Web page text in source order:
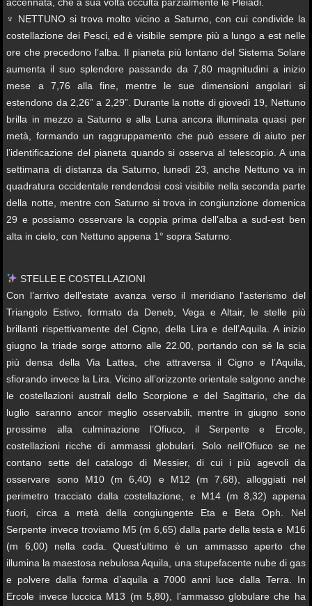
♆ NETTUNO si trova molto vicino a Saturno, con cui condivide la
costellazione dei Pesci, ed è visibile sempre più a lungo a est nelle
ore che precedono l’alba. Il pianeta più lontano del Sistema Solare
aumenta il suo splendore passando da 7,80 magnitudini a inizio
mese a 7,76 alla fine, mentre le sue dimensioni angolari si
estendono da 2,26” a 2,29”. Durante la notte di giovedì 19, Nettuno
brilla in mezzo a Saturno e alla Luna ancora illuminata quasi per
metà, formando un raggruppamento che può essere di aiuto per
l’identificazione del pianeta quando si osserva al telescopio. A una
settimana di distanza da Saturno, lunedì 23, anche Nettuno va in
quadratura occidentale rendendosi così visibile nella seconda parte
della notte, mentre con Saturno si trova in congiunzione domenica
29 e possiamo osservare la coppia prima dell’alba a sud-est ben
alta in cielo, con Nettuno appena 1° sopra Saturno.
STELLE E COSTELLAZIONI
Con l’arrivo dell’estate avanza verso il meridiano l’asterismo del
Triangolo Estivo, formato da Deneb, Vega e Altair, le stelle più
brillanti rispettivamente del Cigno, della Lira e dell’Aquila. A inizio
giugno la triade sorge attorno alle 22.00, portando con sé la scia
più densa della Via Lattea, che attraversa il Cigno e l’Aquila,
sfiorando invece la Lira. Vicino all’orizzonte orientale salgono anche
le costellazioni australi dello Scorpione e del Sagittario, che da
luglio saranno ancor meglio osservabili, mentre in giugno sono
prossime alla culminazione l’Ofiuco, il Serpente e Ercole,
costellazioni ricche di ammassi globulari. Solo nell’Ofiuco se ne
contano sette del catalogo di Messier, di cui i più agevoli da
osservare sono M10 (m 6,40) e M12 (m 7,68), alloggiati nel
perimetro tracciato dalla costellazione, e M14 (m 8,32) appena
fuori, circa a metà della congiungente Eta e Beta Oph. Nel
Serpente invece troviamo M5 (m 6,65) dalla parte della testa e M16
(m 6,00) nella coda. Quest’ultimo è un ammasso aperto che
illumina la maestosa nebulosa Aquila, una stupefacente nube di gas
e polvere dalla forma d’aquila a 7000 anni luce dalla Terra. In
Ercole invece luccica M13 (m 5,80), l’ammasso globulare che ha